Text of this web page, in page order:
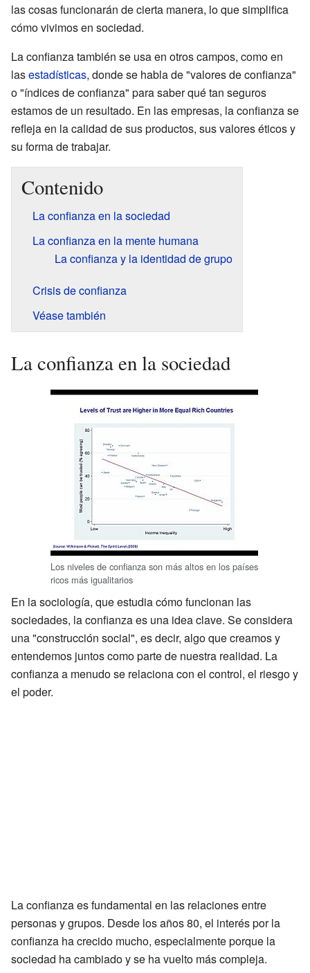
las cosas funcionarán de cierta manera, lo que simplifica
cómo vivimos en sociedad.
La confianza también se usa en otros campos, como en
lasestadísticas, donde se habla de "valores de confianza"
o "índices de confianza" para saber qué tan seguros
estamos de un resultado. En las empresas, la confianza se
refleja en la calidad de sus productos, sus valores éticos y
su forma de trabajar.
Contenido
La confianza en la sociedad
La confianza en la mente humana
La confianza y la identidad de grupo
Crisis de confianza
Véase también
La confianza en la sociedad
Los niveles de confianza son más altos en los países
ricos más igualitarios
En la sociología, que estudia cómo funcionan las
sociedades, la confianza es una idea clave. Se considera
una "construcción social", es decir, algo que creamos y
entendemos juntos como parte de nuestra realidad. La
confianza a menudo se relaciona con el control, el riesgo y
el poder.
La confianza es fundamental en las relaciones entre
personas y grupos. Desde los años 80, el interés por la
confianza ha crecido mucho, especialmente porque la
sociedad ha cambiado y se ha vuelto más compleja.